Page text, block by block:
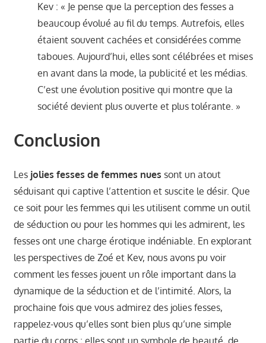
Kev : « Je pense que la perception des fesses a
beaucoup évolué au fil du temps. Autrefois, elles
étaient souvent cachées et considérées comme
taboues. Aujourd’hui, elles sont célébrées et mises
en avant dans la mode, la publicité et les médias.
C’est une évolution positive qui montre que la
société devient plus ouverte et plus tolérante. »
Conclusion
Les jolies fesses de femmes nues sont un atout
séduisant qui captive l’attention et suscite le désir. Que
ce soit pour les femmes qui les utilisent comme un outil
de séduction ou pour les hommes qui les admirent, les
fesses ont une charge érotique indéniable. En explorant
les perspectives de Zoé et Kev, nous avons pu voir
comment les fesses jouent un rôle important dans la
dynamique de la séduction et de l’intimité. Alors, la
prochaine fois que vous admirez des jolies fesses,
rappelez-vous qu’elles sont bien plus qu’une simple